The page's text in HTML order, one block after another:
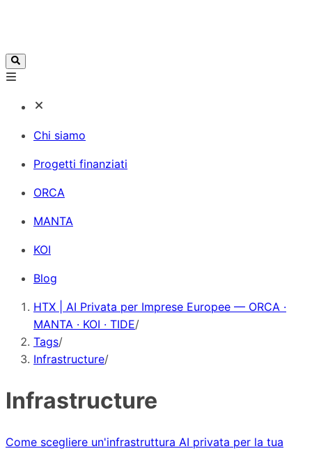
Chi siamo
Progetti finanziati
ORCA
MANTA
KOI
Blog
HTX | AI Privata per Imprese Europee — ORCA ·
MANTA · KOI · TIDE/
Tags/
Infrastructure/
Infrastructure
Come scegliere un'infrastruttura AI privata per la tua